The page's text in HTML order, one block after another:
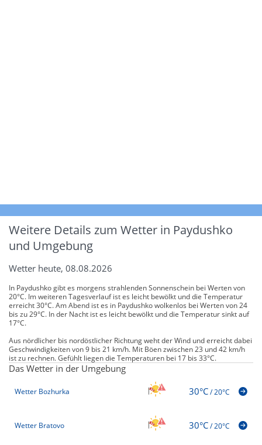
Weitere Details zum Wetter in Paydushko
und Umgebung
Wetter heute, 08.08.2026
In Paydushko gibt es morgens strahlenden Sonnenschein bei Werten von
20°C. Im weiteren Tagesverlauf ist es leicht bewölkt und die Temperatur
erreicht 30°C. Am Abend ist es in Paydushko wolkenlos bei Werten von 24
bis zu 29°C. In der Nacht ist es leicht bewölkt und die Temperatur sinkt auf
17°C.
Aus nördlicher bis nordöstlicher Richtung weht der Wind und erreicht dabei
Geschwindigkeiten von 9 bis 21 km/h. Mit Böen zwischen 23 und 42 km/h
ist zu rechnen. Gefühlt liegen die Temperaturen bei 17 bis 33°C.
Das Wetter in der Umgebung
Wetter Bozhurka 30°C/20°C
Wetter Bratovo 30°C/20°C